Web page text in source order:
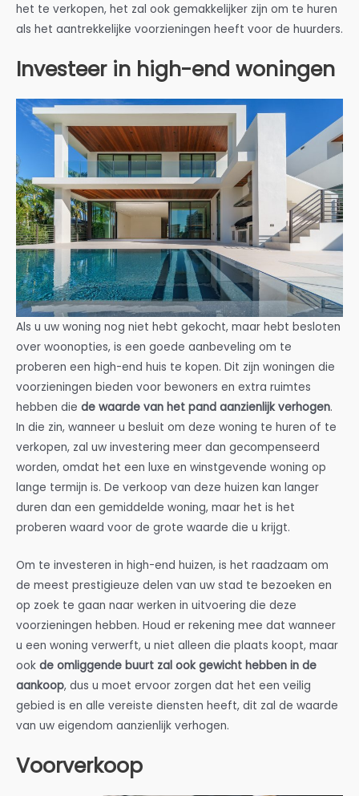
het te verkopen, het zal ook gemakkelijker zijn om te huren
als het aantrekkelijke voorzieningen heeft voor de huurders.
Investeer in high-end woningen
Als u uw woning nog niet hebt gekocht, maar hebt besloten
over woonopties, is een goede aanbeveling om te
proberen een high-end huis te kopen. Dit zijn woningen die
voorzieningen bieden voor bewoners en extra ruimtes
hebben die de waarde van het pand aanzienlijk verhogen.
In die zin, wanneer u besluit om deze woning te huren of te
verkopen, zal uw investering meer dan gecompenseerd
worden, omdat het een luxe en winstgevende woning op
lange termijn is. De verkoop van deze huizen kan langer
duren dan een gemiddelde woning, maar het is het
proberen waard voor de grote waarde die u krijgt.
Om te investeren in high-end huizen, is het raadzaam om
de meest prestigieuze delen van uw stad te bezoeken en
op zoek te gaan naar werken in uitvoering die deze
voorzieningen hebben. Houd er rekening mee dat wanneer
u een woning verwerft, u niet alleen die plaats koopt, maar
ook de omliggende buurt zal ook gewicht hebben in de
aankoop, dus u moet ervoor zorgen dat het een veilig
gebied is en alle vereiste diensten heeft, dit zal de waarde
van uw eigendom aanzienlijk verhogen.
Voorverkoop